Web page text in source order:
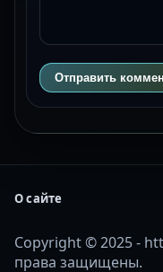
Отправить
О сайте
Copyright © 2025 -
права защищены.